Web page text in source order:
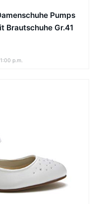
Pumps
Brautschuhe Gr.41
p.m.